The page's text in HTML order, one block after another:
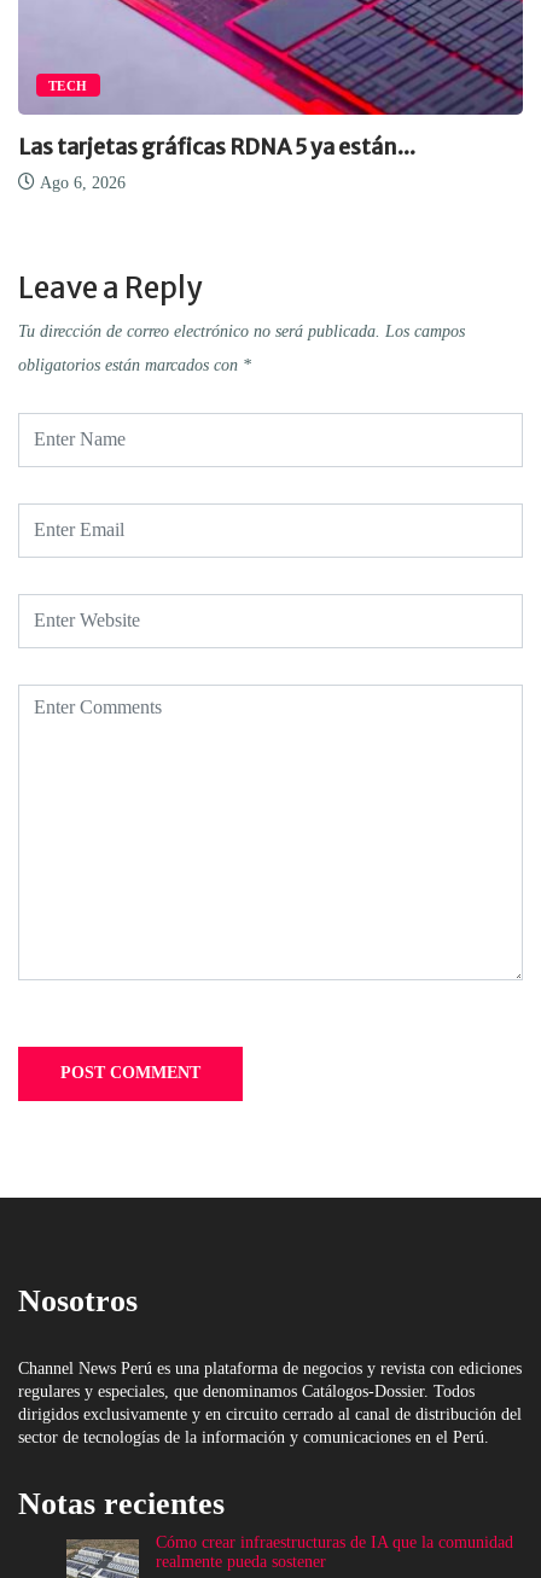
TECH
Las tarjetas gráficas RDNA 5 ya están...
Ago 6, 2026
Leave a Reply
Tu dirección de correo electrónico no será publicada. Los campos
obligatorios están marcados con *
Nosotros
Channel News Perú es una plataforma de negocios y revista con ediciones
regulares y especiales, que denominamos Catálogos-Dossier. Todos
dirigidos exclusivamente y en circuito cerrado al canal de distribución del
sector de tecnologías de la información y comunicaciones en el Perú.
Notas recientes
Cómo crear infraestructuras de IA que la comunidad
realmente pueda sostener